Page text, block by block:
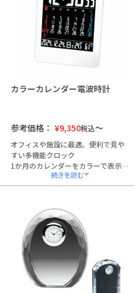
カラーカレンダー電波時計
参考価格： ¥9,350税込
オフィスや施設に最適。便利で見や
すい多機能クロック
1か月のカレンダーをカラーで表示
し、平日は白、土曜は青、日曜は赤
とひと目でわかりやすい設計。大画
を一括表示します。
電波時計機能で、常に正確な時刻と
日付を自動表示。アラーム（スヌー
ズ機能付き）や明るさ調整も可能
で、仮眠室や暗い場所でも快適に使
用できます。
卓上・壁掛けどちらにも対応し、設
置場所を選びません。